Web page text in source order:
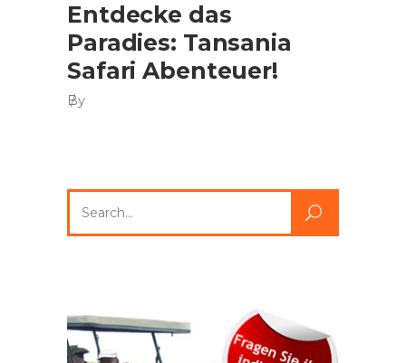
Entdecke das
Paradies: Tansania
Safari Abenteuer!
By
for: